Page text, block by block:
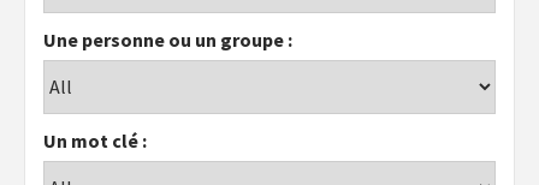
Une personne ou un groupe :
Un mot clé :